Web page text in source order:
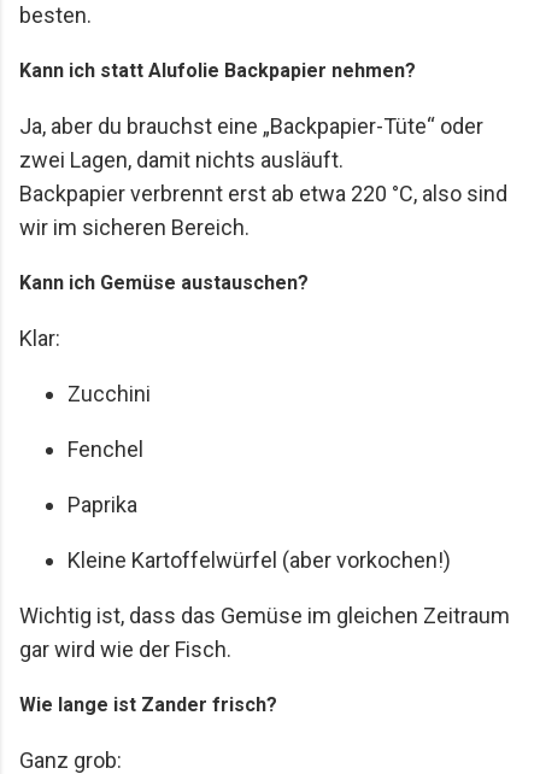
besten.
Kann ich statt Alufolie Backpapier nehmen?
Ja, aber du brauchst eine „Backpapier-Tüte“ oder
zwei Lagen, damit nichts ausläuft.
Backpapier verbrennt erst ab etwa 220 °C, also sind
wir im sicheren Bereich.
Kann ich Gemüse austauschen?
Klar:
Zucchini
Fenchel
Paprika
Kleine Kartoffelwürfel (aber vorkochen!)
Wichtig ist, dass das Gemüse im gleichen Zeitraum
gar wird wie der Fisch.
Wie lange ist Zander frisch?
Ganz grob: